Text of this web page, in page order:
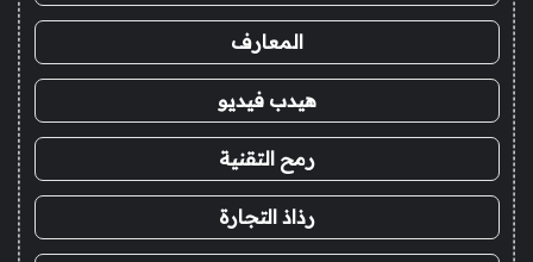
المعارف
هيدب فيديو
رمح التقنية
رذاذ التجارة